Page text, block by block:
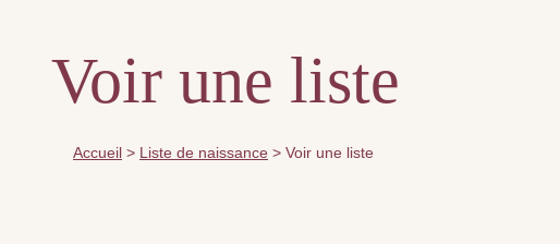
Voir une liste
Accueil > Liste de naissance > Voir une liste